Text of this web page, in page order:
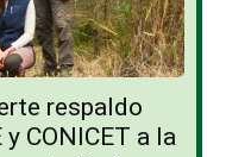
respaldo
CONICET a la